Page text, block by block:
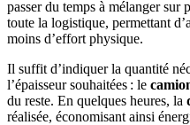
passer du temps à mélanger sur
toute la logistique, permettant
moins d’effort physique.
Il suffit d’indiquer la quantité
l’épaisseur souhaitées : le
du reste. En quelques heures, la
réalisée, économisant ainsi